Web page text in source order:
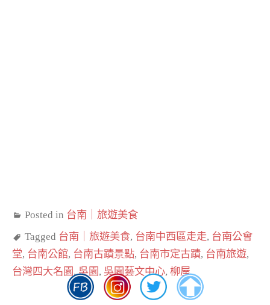
Posted in 台南｜旅遊美食
Tagged 台南｜旅遊美食, 台南中西區走走, 台南公會
堂, 台南公館, 台南古蹟景點, 台南市定古蹟, 台南旅遊,
台灣四大名園 ,吳園 , 吳園藝文中心, 柳屋